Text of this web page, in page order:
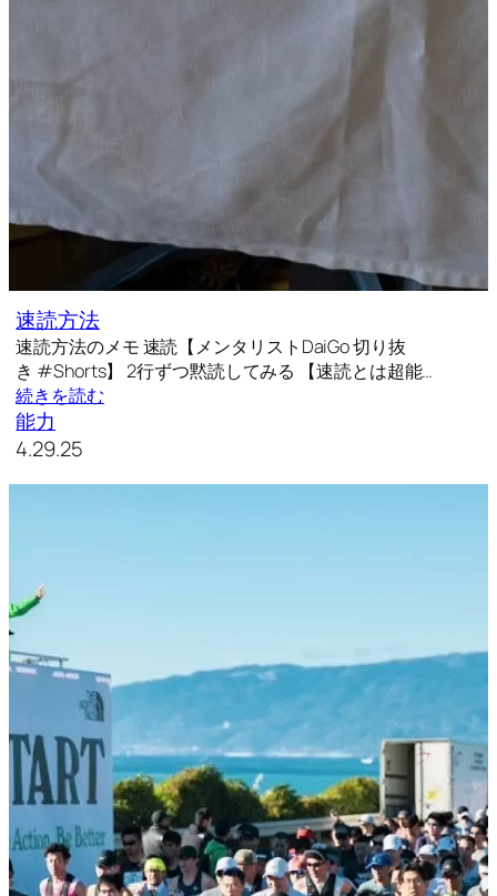
速読方法
速読方法のメモ 速読【メンタリストDaiGo 切り抜
き #Shorts】 2行ずつ黙読してみる 【速読とは超能…
続きを読む
能力
4.29.25